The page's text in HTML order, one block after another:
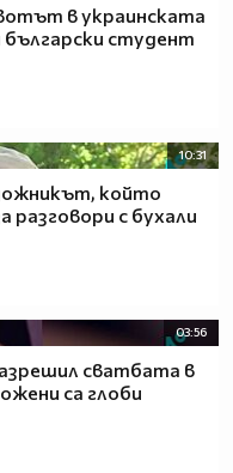
в украинската
български студент
10:31
който
разговори с бухали
03:56
сватбата в
са глоби